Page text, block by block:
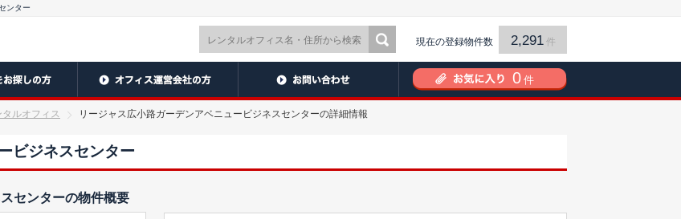
ンター
現在の登録物件数 2,291 件
0 件
ルオフィス リージャス広小路ガーデンアベニュービジネスセンターの詳細情報
ビジネスセンター
センターの物件概要